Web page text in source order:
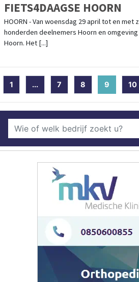
FIETS4DAAGSE HOORN
HOORN - Van woensdag 29 april tot en
honderden deelnemers Hoorn en
Hoorn. Het [...]
1 ... 7 8 9 (current)
10